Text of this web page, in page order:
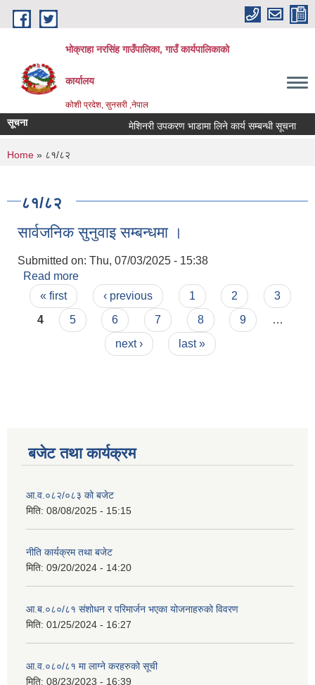
Skip to main content
भोक्राहा नरसिंह गाउँपालिका, गाउँ कार्यपालिकाको
कार्यालय
कोशी प्रदेश, सुनसरी ,नेपाल
सूचना मेशिनरी उपकरण भाडामा लिने कार्य सम्बन्धी सूचना
You are here
Home » ८१/८२
८१/८२
सार्वजनिक सुनुवाइ सम्बन्धमा ।
Submitted on: Thu, 07/03/2025 - 15:38
Read more
Pages
« first ‹ previous 1 2
3
4
5 6 7 8 9
…
next ›
last »
बजेट तथा कार्यक्रम
आ.व.०८२/०८३ को बजेट
मिति: 08/08/2025 - 15:15
नीति कार्यक्रम तथा बजेट
मिति: 09/20/2024 - 14:20
आ.ब.०८०/८१ संशोधन र परिमार्जन भएका योजनाहरुको विवरण
मिति: 01/25/2024 - 16:27
आ.व.०८०/८१ मा लाग्ने करहरुको सूची
मिति: 08/23/2023 - 16:39